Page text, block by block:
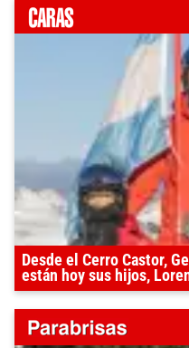
Desde el Cerro Castor,
están hoy sus hijos,